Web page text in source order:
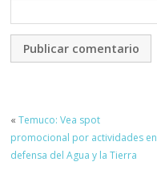
«Temuco: Vea spot
promocional por actividades en
defensa del Agua y la Tierra